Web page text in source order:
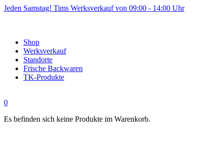
Jeden Samstag! Tims Werksverkauf von 09:00 - 14:00 Uhr
Shop
Werksverkauf
Standorte
Frische Backwaren
TK-Produkte
0
Es befinden sich keine Produkte im Warenkorb.